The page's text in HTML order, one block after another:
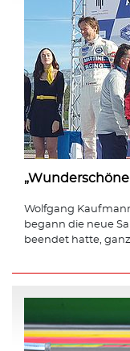
Wolfgang
begann die neue
beendet hatte,